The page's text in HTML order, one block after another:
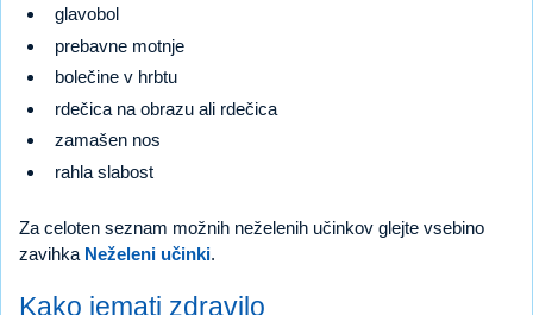
glavobol
prebavne motnje
bolečine v hrbtu
rdečica na obrazu ali rdečica
zamašen nos
rahla slabost
Za celoten seznam možnih neželenih učinkov glejte vsebino
zavihka Neželeni učinki.
Kako jemati zdravilo